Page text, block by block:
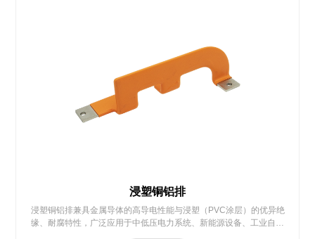
浸塑铜铝排
浸塑铜铝排兼具金属导体的高导电性能与浸塑（PVC涂层）的优异绝
缘、耐腐特性，广泛应用于中低压电力系统、新能源设备、工业自动